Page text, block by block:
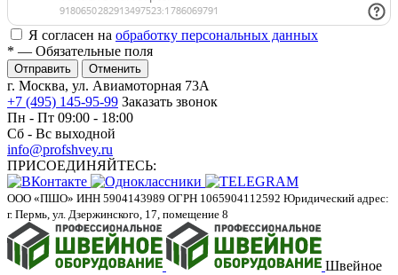
Я согласен на обработку персональных данных
* — Обязательные поля
Отменить
г. Москва, ул. Авиамоторная 73А
+7 (495) 145-95-99 Заказать звонок
Пн - Пт 09:00 - 18:00
Сб - Вс выходной
info@profshvey.ru
ПРИСОЕДИНЯЙТЕСЬ:
ООО «ПШО» ИНН 5904143989 ОГРН 1065904112592 Юридический адрес:
г. Пермь, ул. Дзержинского, 17, помещение 8
Швейное